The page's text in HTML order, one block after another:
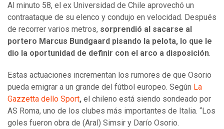
Al minuto 58, el ex Universidad de Chile aprovechó un
contraataque de su elenco y condujo en velocidad. Después
de recorrer varios metros, sorprendió al sacarse al
portero Marcus Bundgaard pisando la pelota, lo que le
dio la oportunidad de definir con el arco a disposición.
Estas actuaciones incrementan los rumores de que Osorio
pueda emigrar a un grande del fútbol europeo. Según La
Gazzetta dello Sport, el chileno está siendo sondeado por
AS Roma, uno de los clubes más importantes de Italia. “Los
goles fueron obra de (Aral) Simsir y Darío Osorio.